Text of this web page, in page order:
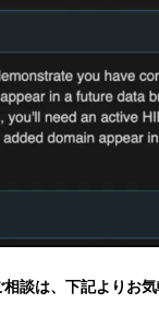
談は、下記よりお気